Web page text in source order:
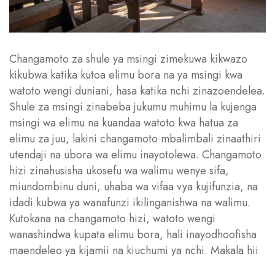
Changamoto za shule ya msingi zimekuwa kikwazo
kikubwa katika kutoa elimu bora na ya msingi kwa
watoto wengi duniani, hasa katika nchi zinazoendelea.
Shule za msingi zinabeba jukumu muhimu la kujenga
msingi wa elimu na kuandaa watoto kwa hatua za
elimu za juu, lakini changamoto mbalimbali zinaathiri
utendaji na ubora wa elimu inayotolewa. Changamoto
hizi zinahusisha ukosefu wa walimu wenye sifa,
miundombinu duni, uhaba wa vifaa vya kujifunzia, na
idadi kubwa ya wanafunzi ikilinganishwa na walimu.
Kutokana na changamoto hizi, watoto wengi
wanashindwa kupata elimu bora, hali inayodhoofisha
maendeleo ya kijamii na kiuchumi ya nchi. Makala hii